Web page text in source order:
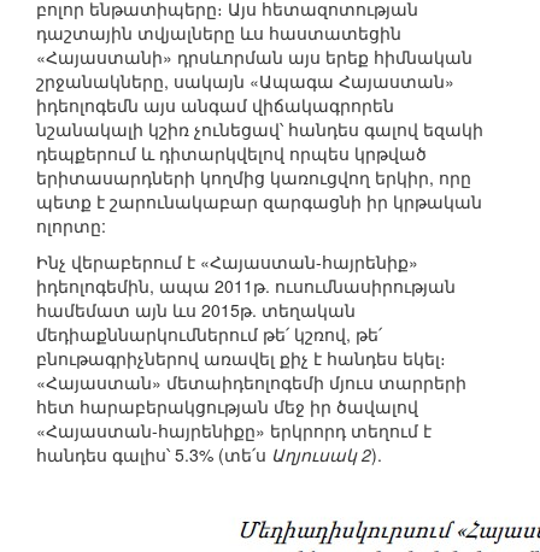
բոլոր ենթատիպերը։ Այս հետազոտության
դաշտային տվյալները ևս հաստատեցին
«Հայաստանի» դրսևորման այս երեք հիմնական
շրջանակները, սակայն «Ապագա Հայաստան»
իդեոլոգեմն այս անգամ վիճակագրորեն
նշանակալի կշիռ չունեցավ՝ հանդես գալով եզակի
դեպքերում և դիտարկվելով որպես կրթված
երիտասարդների կողմից կառուցվող երկիր, որը
պետք է շարունակաբար զարգացնի իր կրթական
ոլորտը:
Ինչ վերաբերում է «Հայաստան-հայրենիք»
իդեոլոգեմին, ապա 2011թ. ուսումնասիրության
համեմատ այն ևս 2015թ. տեղական
մեդիաքննարկումներում թե՛ կշռով, թե՛
բնութագրիչներով առավել քիչ է հանդես եկել։
«Հայաստան» մետաիդեոլոգեմի մյուս տարրերի
հետ հարաբերակցության մեջ իր ծավալով
«Հայաստան-հայրենիքը» երկրորդ տեղում է
հանդես գալիս՝ 5.3% (տե՛ս Աղյուսակ 2).